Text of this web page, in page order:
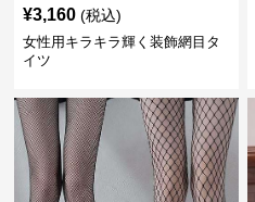
¥3,160 (税込)
女性用キラキラ輝く装飾網目タ
イツ